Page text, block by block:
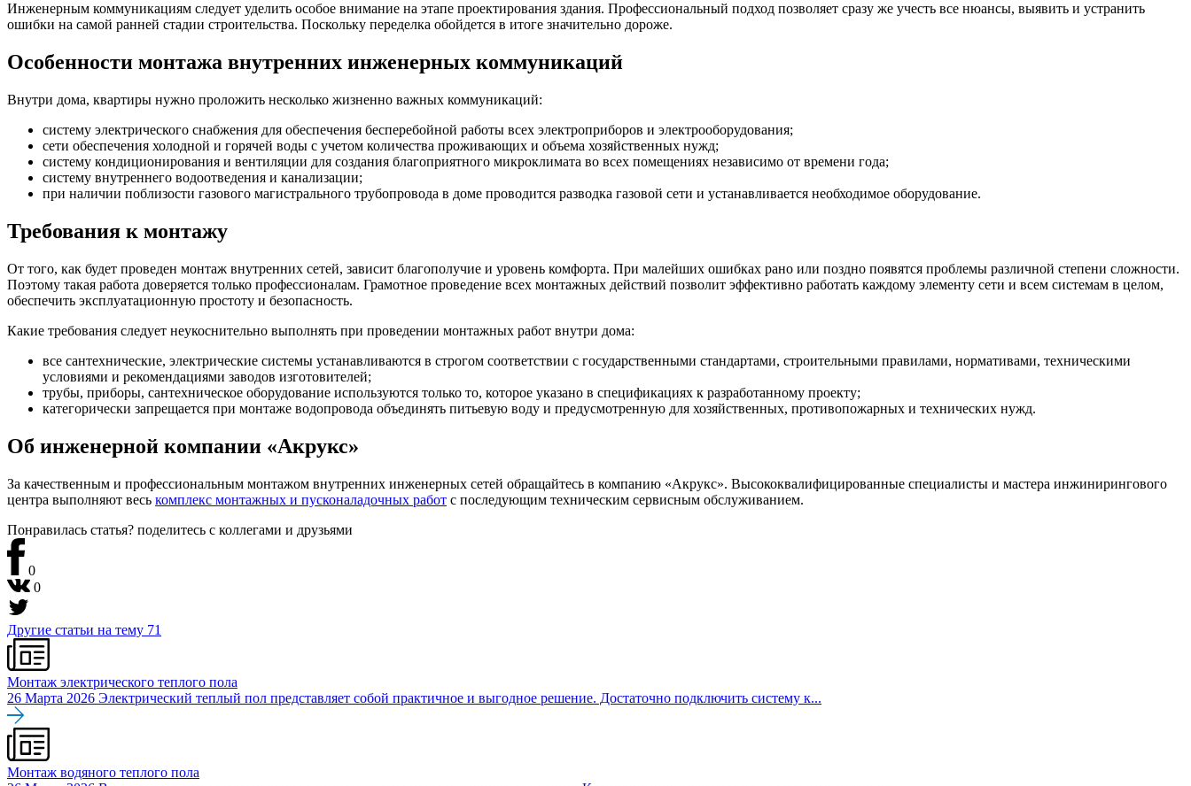
Инженерным коммуникациям следует уделить особое внимание на этапе проектирования здания. Профессиональный подход позволяет сразу же учесть все нюансы, выявить и устранить
ошибки на самой ранней стадии строительства. Поскольку переделка обойдется в итоге значительно дороже.
Особенности монтажа внутренних инженерных коммуникаций
Внутри дома, квартиры нужно проложить несколько жизненно важных коммуникаций:
систему электрического снабжения для обеспечения бесперебойной работы всех электроприборов и электрооборудования;
сети обеспечения холодной и горячей воды с учетом количества проживающих и объема хозяйственных нужд;
систему кондиционирования и вентиляции для создания благоприятного микроклимата во всех помещениях независимо от времени года;
систему внутреннего водоотведения и канализации;
при наличии поблизости газового магистрального трубопровода в доме проводится разводка газовой сети и устанавливается необходимое оборудование.
Требования к монтажу
От того, как будет проведен монтаж внутренних сетей, зависит благополучие и уровень комфорта. При малейших ошибках рано или поздно появятся проблемы различной степени сложности.
Поэтому такая работа доверяется только профессионалам. Грамотное проведение всех монтажных действий позволит эффективно работать каждому элементу сети и всем системам в целом,
обеспечить эксплуатационную простоту и безопасность.
Какие требования следует неукоснительно выполнять при проведении монтажных работ внутри дома:
все сантехнические, электрические системы устанавливаются в строгом соответствии с государственными стандартами, строительными правилами, нормативами, техническими
условиями и рекомендациями заводов изготовителей;
трубы, приборы, сантехническое оборудование используются только то, которое указано в спецификациях к разработанному проекту;
категорически запрещается при монтаже водопровода объединять питьевую воду и предусмотренную для хозяйственных, противопожарных и технических нужд.
Об инженерной компании «Акрукс»
За качественным и профессиональным монтажом внутренних инженерных сетей обращайтесь в компанию «Акрукс». Высококвалифицированные специалисты и мастера инжинирингового
центра выполняют весь комплекс монтажных и пусконаладочных работ с последующим техническим сервисным обслуживанием.
Понравилась статья? поделитесь с коллегами и друзьями
0
0
Другие статьи на тему 71
Монтаж электрического теплого пола
26 Марта 2026 Электрический теплый пол представляет собой практичное и выгодное решение. Достаточно подключить систему к...
Монтаж водяного теплого пола